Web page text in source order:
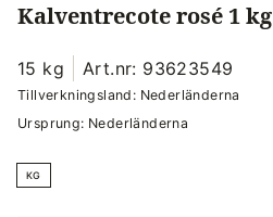
Kalventrecote rosé 1 kg
15 kg Art.nr: 93623549
Tillverkningsland: Nederländerna
Ursprung: Nederländerna
KG